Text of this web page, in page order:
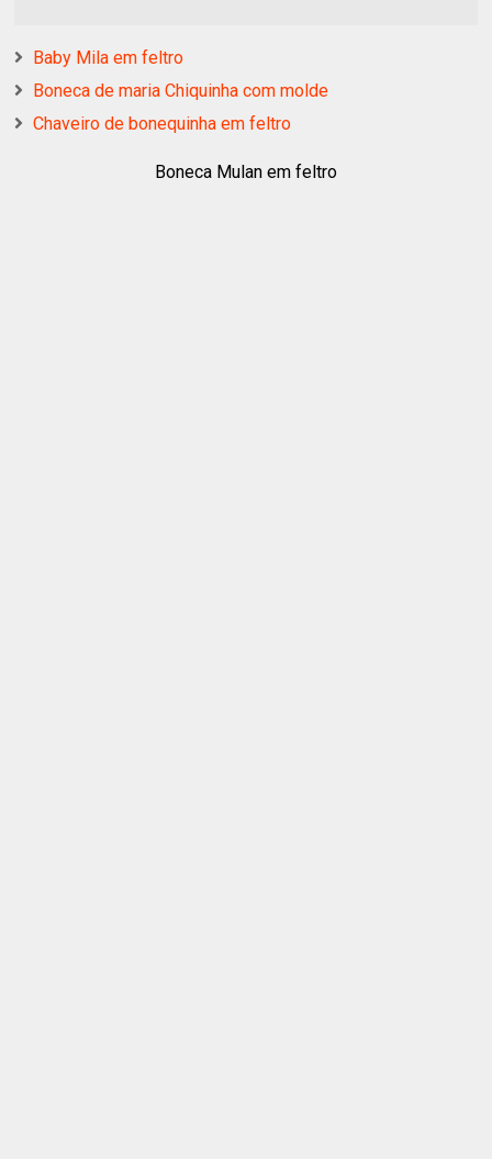
Baby Mila em feltro
Boneca de maria Chiquinha com molde
Chaveiro de bonequinha em feltro
Boneca Mulan em feltro